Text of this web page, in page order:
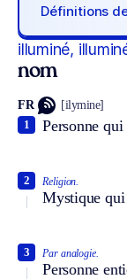
Définitions
illuminé,
nom
FR [ilymine]
Personne
1
Religion.
Mystique
2
Par analogie.
Personne
3